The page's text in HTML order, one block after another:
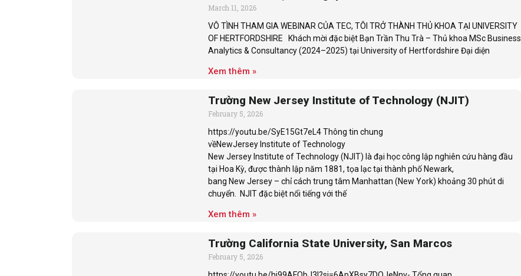
March 11, 2026
VÔ TÌNH THAM GIA WEBINAR CỦA TEC, TÔI TRỞ THÀNH THỦ KHOA TẠI UNIVERSITY
OF HERTFORDSHIRE Khách mời đặc biệt Bạn Trần Thu Trà – Thủ khoa MSc Business
Analytics & Consultancy (2024–2025) tại University of Hertfordshire Đại diện
Xem thêm »
Trường New Jersey Institute of Technology (NJIT)
February 5, 2026
https://youtu.be/SyE15Gt7eL4 Thông tin chung
vềNewJersey Institute of Technology
New Jersey Institute of Technology (NJIT) là đại học công lập nghiên cứu hàng đầu
tại Hoa Kỳ, được thành lập năm 1881, tọa lạc tại thành phố Newark,
bang New Jersey – chỉ cách trung tâm Manhattan (New York) khoảng 30 phút di
chuyển. NJIT đặc biệt nổi tiếng với thế
Xem thêm »
Trường California State University, San Marcos
February 5, 2026